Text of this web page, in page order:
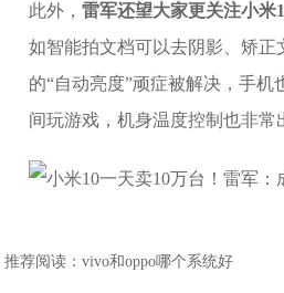
此外，雷军还望大家更关注小米
如智能拍文档可以去阴影、矫正
的“自动亮度”顽症被解决，手机
间玩游戏，机身温度控制也非常
推荐阅读：vivo和oppo哪个系统好